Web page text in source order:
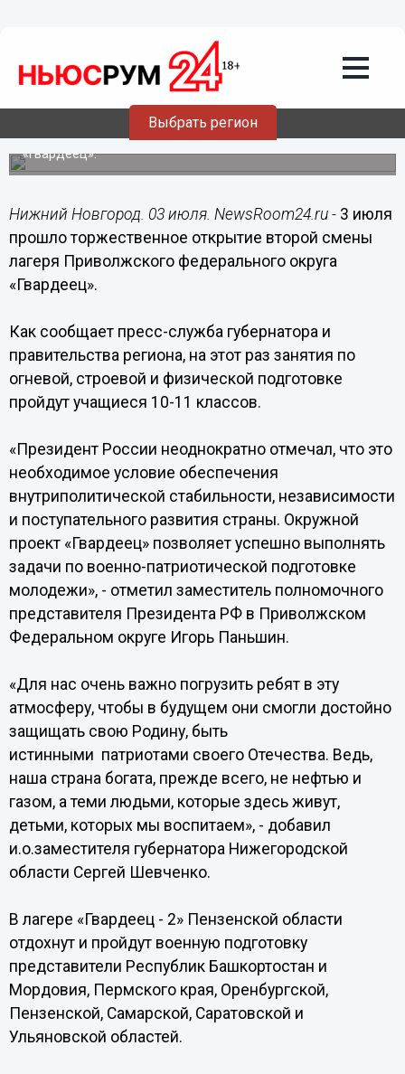
Выбрать регион
Старшеклассники приняты в
«Гвардейцы» в Нижегородской
Открылась вторая смена юнармейского оборонно-
спортивного лагеря Приволжского федерального округа
«Гвардеец».
Нижний Новгород. 03 июля. NewsRoom24.ru - 3 июля
прошло торжественное открытие второй смены
лагеря Приволжского федерального округа
«Гвардеец».
Как сообщает пресс-служба губернатора и
правительства региона, на этот раз занятия по
огневой, строевой и физической подготовке
пройдут учащиеся 10-11 классов.
«Президент России неоднократно отмечал, что это
необходимое условие обеспечения
внутриполитической стабильности, независимости
и поступательного развития страны. Окружной
проект «Гвардеец» позволяет успешно выполнять
задачи по военно-патриотической подготовке
молодежи», - отметил заместитель полномочного
представителя Президента РФ в Приволжском
Федеральном округе Игорь Паньшин.
«Для нас очень важно погрузить ребят в эту
атмосферу, чтобы в будущем они смогли достойно
защищать свою Родину, быть
истинными патриотами своего Отечества. Ведь,
наша страна богата, прежде всего, не нефтью и
газом, а теми людьми, которые здесь живут,
детьми, которых мы воспитаем», - добавил
и.о.заместителя губернатора Нижегородской
области Сергей Шевченко.
В лагере «Гвардеец - 2» Пензенской области
отдохнут и пройдут военную подготовку
представители Республик Башкортостан и
Мордовия, Пермского края, Оренбургской,
Пензенской, Самарской, Саратовской и
Ульяновской областей.